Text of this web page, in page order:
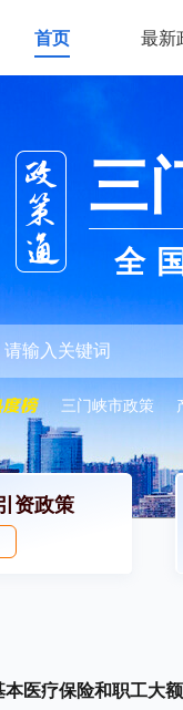
首页 最新
三
全
三门峡市政策
资政策
医疗保险和职工大